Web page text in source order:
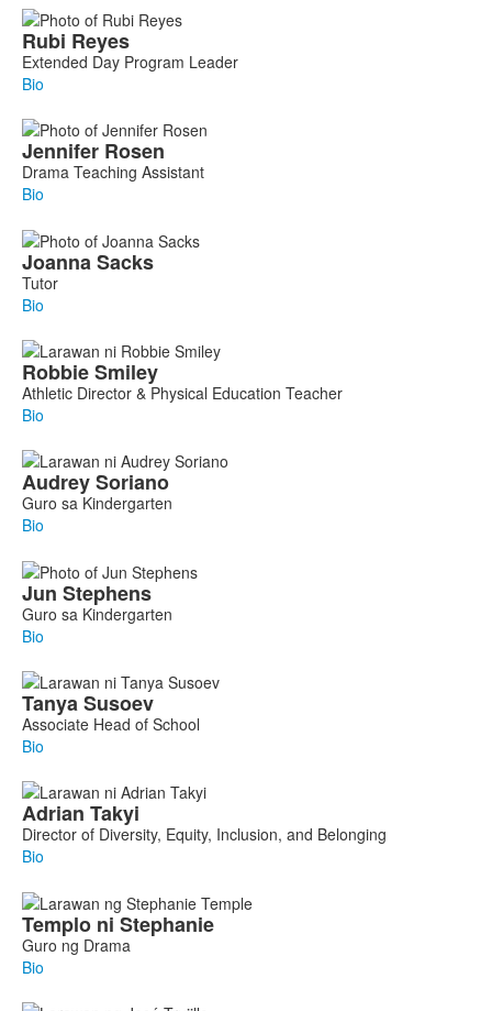
Rubi Reyes
Extended Day Program Leader
Bio
Jennifer Rosen
Drama Teaching Assistant
Bio
JoannaSacks
Tutor
Bio
RobbieSmiley
Athletic Director & Physical Education Teacher
Bio
AudreySoriano
Guro sa Kindergarten
Bio
Jun Stephens
Guro sa Kindergarten
Bio
TanyaSusoev
Associate Head of School
Bio
Adrian Takyi
Director of Diversity, Equity, Inclusion, and Belonging
Bio
Templo ni Stephanie
Guro ng Drama
Bio